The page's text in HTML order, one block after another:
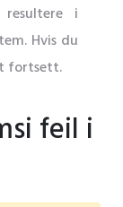
i
Hvis du
fortsett.
feil i